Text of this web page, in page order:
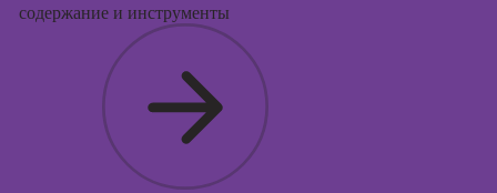
содержание и инструменты